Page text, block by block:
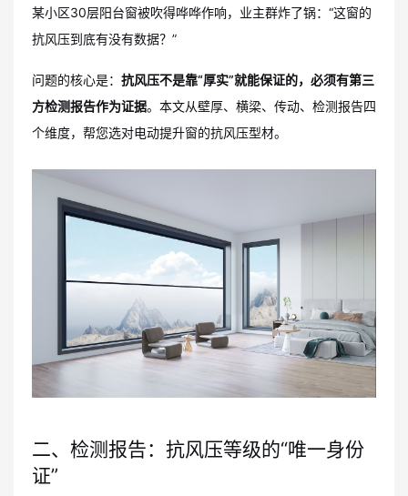
某小区30层阳台窗被吹得哗哗作响，业主群炸了锅：“这窗的
抗风压到底有没有数据？”
问题的核心是： 抗风压不是靠“厚实”就能保证的，必须有第三
方检测报告作为证据。本文从壁厚、横梁、传动、检测报告四
个维度，帮您选对电动提升窗的抗风压型材。
二、检测报告：抗风压等级的“唯一身份
证”